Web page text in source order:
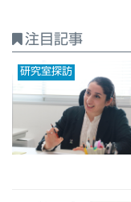
注目記事
研究室探訪